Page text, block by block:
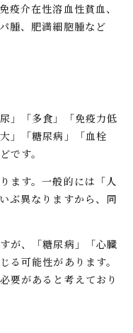
疫介在性溶血性貧血、
腫、肥満細胞腫など
」「多食」「免疫力低
」「糖尿病」「血栓
です。
ます。一般的には「人
ぶ異なりますから、同
が、「糖尿病」「心臓
る可能性があります。
要があると考えており